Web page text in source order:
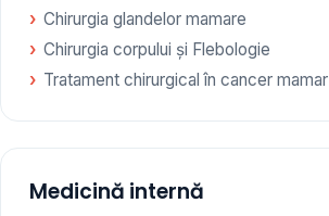
Chirurgia glandelor mamare
Chirurgia corpului și Flebologie
Tratament chirurgical în cancer mamar
Medicină internă